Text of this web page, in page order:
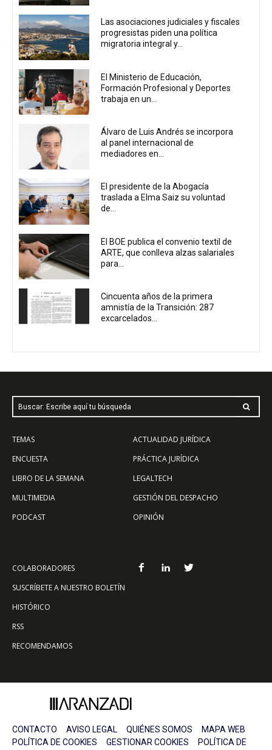
Las asociaciones judiciales y fiscales
progresistas piden una política
migratoria integral y...
El Ministerio de Educación,
Formación Profesional y Deportes
trabaja en un...
Álvaro de Luis Andrés se incorpora
al panel internacional de
mediadores en...
El presidente de la Abogacía
traslada a Elma Saiz su voluntad
de...
El BOE publica el convenio textil de
ARTE, que conlleva alzas salariales
para...
Cincuenta años de la primera
amnistía de la Transición: 287
excarcelados...
Buscar: Escribe aquí tu búsqueda
TEMAS
ENCUESTA
LIBRO DE LA SEMANA
MULTIMEDIA
PODCAST
ACTUALIDAD JURÍDICA
PRÁCTICA JURÍDICA
LEGALTECH
GESTIÓN DEL DESPACHO
OPINIÓN
COLABORADORES
SUSCRÍBETE A NUESTRO BOLETÍN
HISTÓRICO
RSS
RECOMENDAMOS
CONTACTO AVISO LEGAL QUIÉNES SOMOS
MAPA WEB
POLÍTICA DE COOKIES
GESTIONAR COOKIES POLÍTICA DE